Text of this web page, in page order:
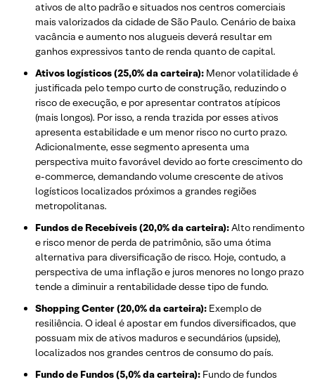
ativos de alto padrão e situados nos centros comerciais
mais valorizados da cidade de São Paulo. Cenário de baixa
vacância e aumento nos alugueis deverá resultar em
ganhos expressivos tanto de renda quanto de capital.
Ativos logísticos (25,0% da carteira): Menor volatilidade é
justificada pelo tempo curto de construção, reduzindo o
risco de execução, e por apresentar contratos atípicos
(mais longos). Por isso, a renda trazida por esses ativos
apresenta estabilidade e um menor risco no curto prazo.
Adicionalmente, esse segmento apresenta uma
perspectiva muito favorável devido ao forte crescimento do
e-commerce, demandando volume crescente de ativos
logísticos localizados próximos a grandes regiões
metropolitanas.
Fundos de Recebíveis (20,0% da carteira):Alto rendimento
e risco menor de perda de patrimônio, são uma ótima
alternativa para diversificação de risco. Hoje, contudo, a
perspectiva de uma inflação e juros menores no longo prazo
tende a diminuir a rentabilidade desse tipo de fundo.
Shopping Center (20,0% da carteira): Exemplo de
resiliência. O ideal é apostar em fundos diversificados, que
possuam mix de ativos maduros e secundários (upside),
localizados nos grandes centros de consumo do país.
Fundo de Fundos (5,0% da carteira): Fundo de fundos